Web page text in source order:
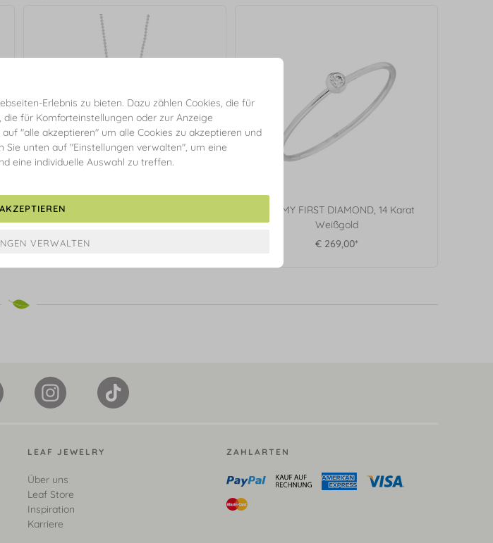
Halskette GENTLE HEART, 14 Karat
Weißgold
Ring MY FIRST DIAMOND, 14 Karat
Weißgold
€ 269,00*
LEAF JEWELRY
Über uns
Leaf Store
Inspiration
Karriere
ZAHLARTEN
Erlebnis zu bieten. Dazu zählen Cookies, die für
für Komforteinstellungen oder zur Anzeige
"alle akzeptieren" um alle Cookies zu akzeptieren und
unten auf "Einstellungen verwalten", um eine
eine individuelle Auswahl zu treffen.